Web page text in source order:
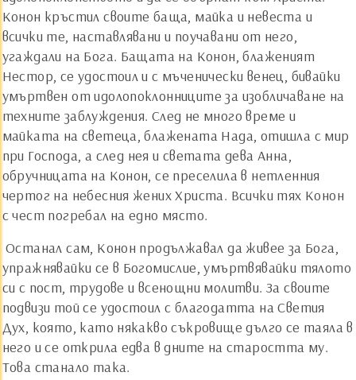
Конон кръстил своите баща, майка и невеста и
всички те, наставлявани и поучавани от него,
угаждали на Бога. Бащата на Конон, блаженият
Нестор, се удостоил и с мъченически венец, бивайки
умъртвен от идолопоклонниците за изобличаване на
техните заблуждения. След не много време и
майката на светеца, блажената Нада, отишла с мир
при Господа, а след нея и светата дева Анна,
обручницата на Конон, се преселила в нетленния
чертог на небесния жених Христа. Всички тях Конон
с чест погребал на едно място.
Останал сам, Конон продължавал да живее за Бога,
упражнявайки се в Богомислие, умъртвявайки тялото
си с пост, трудове и всенощни молитви. За своите
подвизи той се удостоил с благодатта на Светия
Дух, която, като някакво съкровище дълго се таяла в
него и се открила едва в дните на старостта му.
Това станало така.